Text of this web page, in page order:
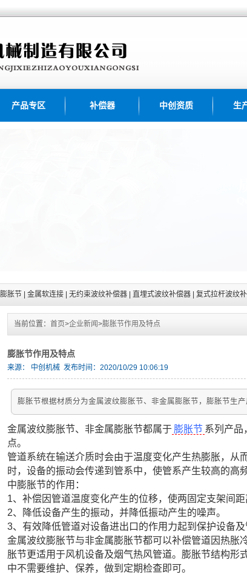
产品专区 补偿器 中创资质 生
胀节 金属软连接 无约束波纹补偿器 直埋式波纹补偿器 复式拉杆波纹
当前位置： 首页>企业新闻>膨胀节作用及特点
膨胀节作用及特点
来源： 中创机械 发布时间：2020/10/29 10:06:19
膨胀节根据材质分为金属波纹膨胀节、非金属膨胀节，膨胀节生
金属波纹膨胀节、非金属膨胀节都属于 膨胀节 系列产品
点。
管道系统在输送介质时会由于温度变化产生热膨胀，
时，设备的振动会传递到管系中，使管系产生较高的
中膨胀节的作用：
1、补偿因管道温度变化产生的位移，使两固定支架间
2、降低设备产生的振动，并降低振动产生的噪声。
3、有效降低管道对设备进出口的作用力起到保护设备
金属波纹膨胀节与非金属膨胀节都可以补偿管道因热胀
胀节更适用于风机设备及烟气热风管道。膨胀节结构
中不需要维护、保养，做到定期检查即可。